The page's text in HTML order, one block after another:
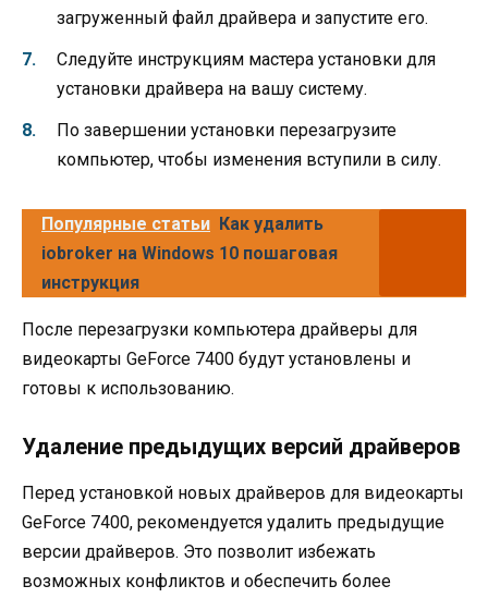
загруженный файл драйвера и запустите его.
Следуйте инструкциям мастера установки для
установки драйвера на вашу систему.
По завершении установки перезагрузите
компьютер, чтобы изменения вступили в силу.
Популярные статьи Как удалить
iobroker на Windows 10 пошаговая
инструкция
После перезагрузки компьютера драйверы для
видеокарты GeForce 7400 будут установлены и
готовы к использованию.
Удаление предыдущих версий драйверов
Перед установкой новых драйверов для видеокарты
GeForce 7400, рекомендуется удалить предыдущие
версии драйверов. Это позволит избежать
возможных конфликтов и обеспечить более